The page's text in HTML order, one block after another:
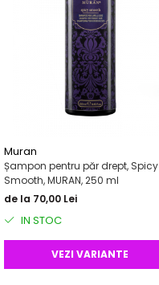
Muran
Șampon pentru păr drept, Spicy
Smooth, MURAN, 250 ml
de la 70,00 Lei
IN STOC
VEZI VARIANTE